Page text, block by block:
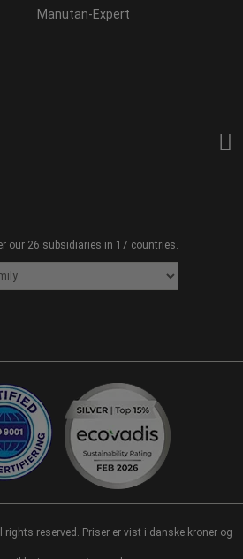
Manutan-Expert
our 26 subsidiaries in 17 countries.
rights reserved. Priser er vist i danske kroner og